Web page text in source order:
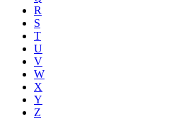
R
S
T
U
V
W
X
Y
Z